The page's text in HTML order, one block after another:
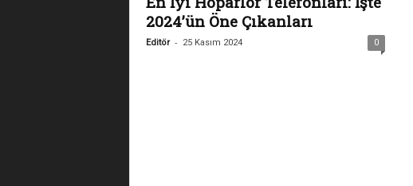
2024’ün Öne Çıkanları
Editör - 25 Kasım 2024 0